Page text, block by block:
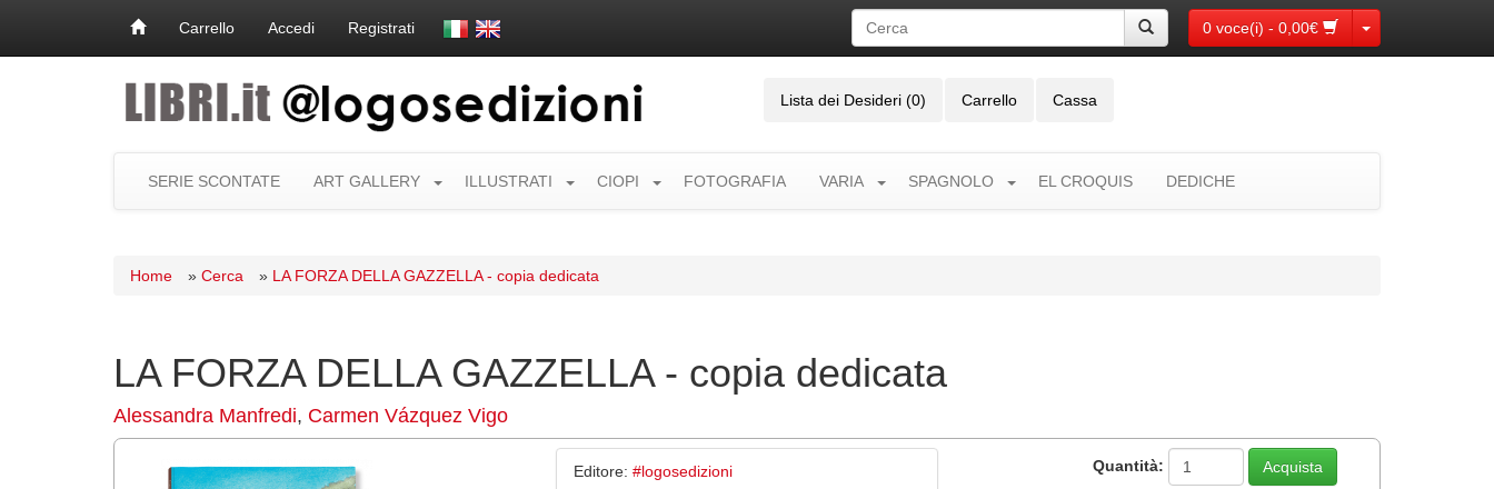
0 voce(i) - 0,00€ Toggle Dropdown
Carrello Accedi Registrati
Lista dei Desideri (0) Carrello Cassa
SERIE SCONTATE ART GALLERY ILLUSTRATI CIOPI FOTOGRAFIA VARIA SPAGNOLO EL CROQUIS DEDICHE
Home » Cerca » LA FORZA DELLA GAZZELLA - copia dedicata
LA FORZA DELLA GAZZELLA - copia dedicata
Alessandra Manfredi, Carmen Vázquez Vigo
Editore: #logosedizioni Quantità: